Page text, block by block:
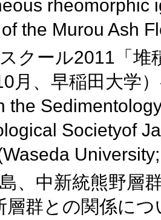
rheomorphic
the Murou Ash
クール2011「
月、早稲田大学
the
Societyof
、中新統熊野層
層群との関係に